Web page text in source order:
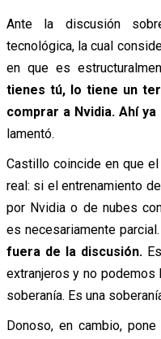
Ante la discusión
tecnológica, la cual
en que es
tienes tú, lo tiene un
comprar a Nvidia. Ahí
lamentó.
Castillo coincide en que
real: si el entrenamiento
por Nvidia o de nubes
es necesariamente parcial.
fuera de la discusión.
extranjeros y no podemos
soberanía. Es una
Donoso, en cambio,